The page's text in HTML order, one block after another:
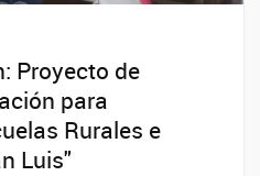
Proyecto de
para
Rurales e
Luis"